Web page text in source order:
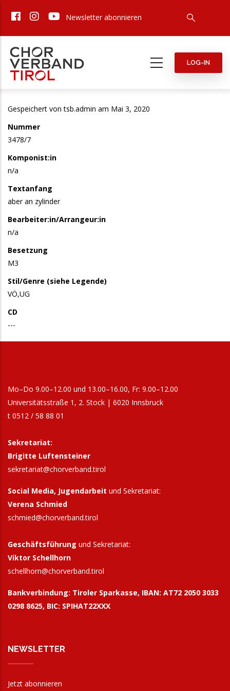
zum
Newsletter abonnieren
LOG-IN
Gespeichert vontsb.admin am Mai 3, 2020
Nummer
3478/7
Komponist:in
n/a
Textanfang
aber an zylinder
Bearbeiter:in/Arrangeur:in
n/a
Besetzung
M3
Stil/Genre (siehe Legende)
VÖ,UG
CD
---
Mo–Do 9.00–12.00 und 13.00–16.00, Fr: 9.00–12.00
Universitätsstraße 1, 2. Stock | 6020 Innsbruck
t 0512 / 58 88 01
Sekretariat:
Brigitte Luftensteiner
sekretariat@chorverband.tirol
Social Media, Jugendarbeit und Sekretariat:
Verena Schmied
schmied@chorverband.tirol
Geschäftsführung und Sekretariat:
Viktor Schellhorn
schellhorn@chorverband.tirol
Bankverbindung: Tiroler Sparkasse, IBAN: AT72 2050 3033
0298 8625, BIC: SPIHAT22XXX
NEWSLETTER
Jetzt abonnieren